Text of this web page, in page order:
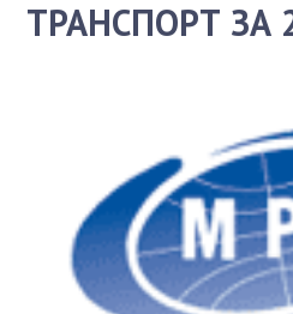
ТРАНСПОРТ ЗА